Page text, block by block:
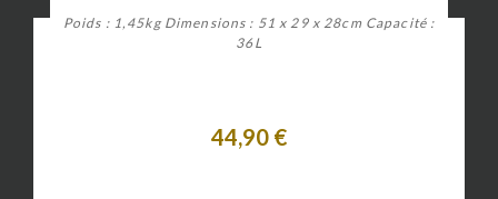
Poids : 1,45kg Dimensions : 51 x 29 x 28cm Capacité :
36L
44,90 €